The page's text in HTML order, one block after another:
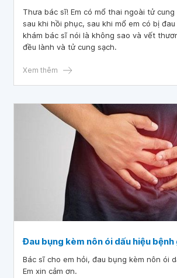
Thưa bác sĩ! Em có mổ thai ngoài tử cung
sau khi hồi phục, sau khi mổ em có bị
khám bác sĩ nói là không sao và vết
đều lành và tử cung sạch.
Xem thêm
Đau bụng kèm nôn ói dấu hiệu bệnh
Bác sĩ cho em hỏi, đau bụng kèm nôn ói
Em xin cảm ơn.